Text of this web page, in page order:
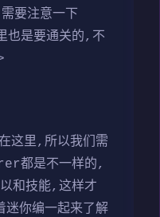
要注意一下
是要通关的,不
这里,所以我们需
都是不一样的,
和技能,这样才
迷你编一起来了解